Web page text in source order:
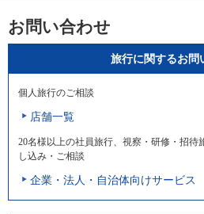
お問い合わせ
旅行に関するお問
個人旅行のご相談
店舗一覧
20名様以上の社員旅行、視察・研修・招待
し込み・ご相談
企業・法人・自治体向けサービス